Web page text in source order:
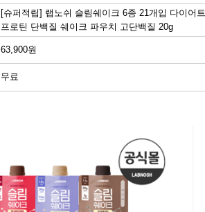
[슈퍼적립] 랩노쉬 슬림쉐이크 6종 21개입 다이어트
프로틴 단백질 쉐이크 파우치 고단백질 20g
63,900원
무료